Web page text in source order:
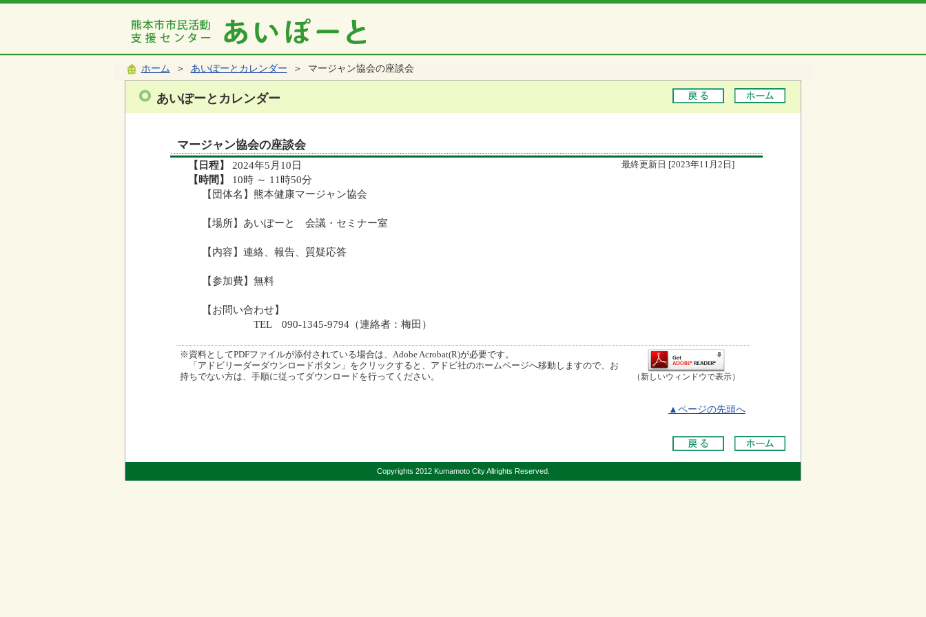
ホーム ＞ あいぽーとカレンダー ＞ マージャン協会の座談会
あいぽーとカレンダー
マージャン協会の座談会
【日程】 2024年5月10日 最終更新日 [2023年11月2日]
【時間】
10時 ～ 11時50分
【団体名】熊本健康マージャン協会
【場所】あいぽーと 会議・セミナー室
【内容】連絡、報告、質疑応答
【参加費】無料
【お問い合わせ】
TEL 090-1345-9794（連絡者：梅田）
※資料としてPDFファイルが添付されている場合は、Adobe Acrobat(R)が必要です。
「アドビリーダーダウンロードボタン」をクリックすると、アドビ社のホームページへ移動しますので、お
持ちでない方は、手順に従ってダウンロードを行ってください。
（新しいウィンドウで表示）
▲ページの先頭へ
Copyrights 2012 Kumamoto City Allrights Reserved.